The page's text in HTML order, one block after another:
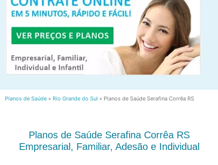
Planos de Saúde » Rio Grande do Sul » Planos de Saúde Serafina Corrêa RS
Planos de Saúde Serafina Corrêa RS
Empresarial, Familiar, Adesão e Individual